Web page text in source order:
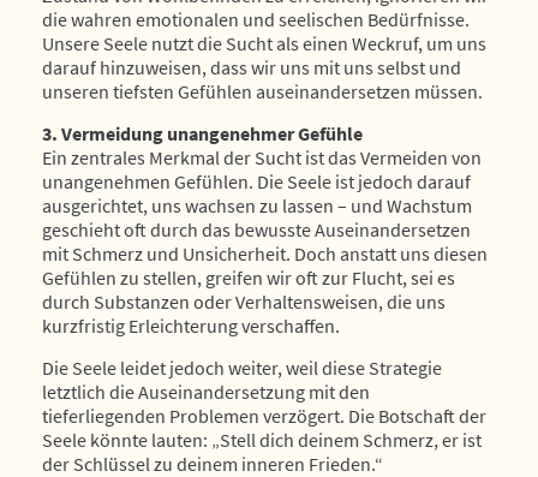
die wahren emotionalen und seelischen Bedürfnisse.
Unsere Seele nutzt die Sucht als einen Weckruf, um uns
darauf hinzuweisen, dass wir uns mit uns selbst und
unseren tiefsten Gefühlen auseinandersetzen müssen.
3. Vermeidung unangenehmer Gefühle
Ein zentrales Merkmal der Sucht ist das Vermeiden von
unangenehmen Gefühlen. Die Seele ist jedoch darauf
ausgerichtet, uns wachsen zu lassen – und Wachstum
geschieht oft durch das bewusste Auseinandersetzen
mit Schmerz und Unsicherheit. Doch anstatt uns diesen
Gefühlen zu stellen, greifen wir oft zur Flucht, sei es
durch Substanzen oder Verhaltensweisen, die uns
kurzfristig Erleichterung verschaffen.
Die Seele leidet jedoch weiter, weil diese Strategie
letztlich die Auseinandersetzung mit den
tieferliegenden Problemen verzögert. Die Botschaft der
Seele könnte lauten: „Stell dich deinem Schmerz, er ist
der Schlüssel zu deinem inneren Frieden.“